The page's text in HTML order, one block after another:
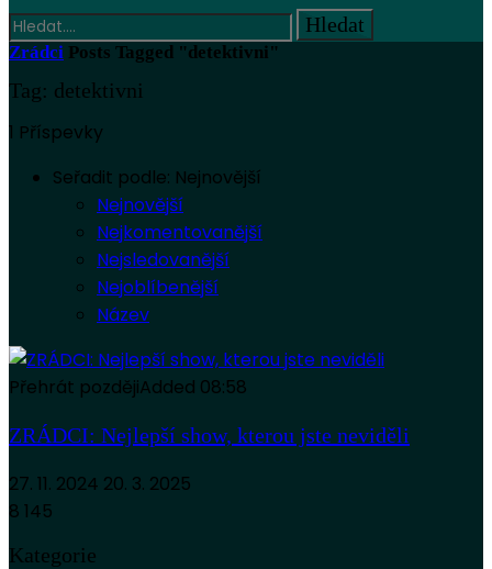
Zrádci Posts Tagged "detektivni"
Tag: detektivni
1 Příspevky
Seřadit podle: Nejnovější
Nejnovější
Nejkomentovanější
Nejsledovanější
Nejoblíbenější
Název
Přehrát pozdějiAdded 08:58
ZRÁDCI: Nejlepší show, kterou jste neviděli
27. 11. 2024 20. 3. 2025
8 145
Kategorie